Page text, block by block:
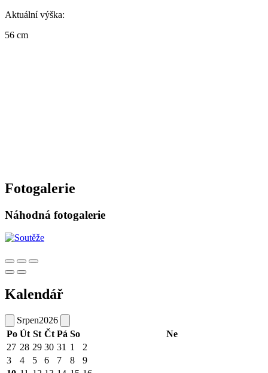
Aktuální výška:
56 cm
Fotogalerie
Náhodná fotogalerie
Kalendář
Srpen2026
Po Út St Čt Pá So
Ne
27 28 29 30 31 1
2
3
4 5 6 7 8
9